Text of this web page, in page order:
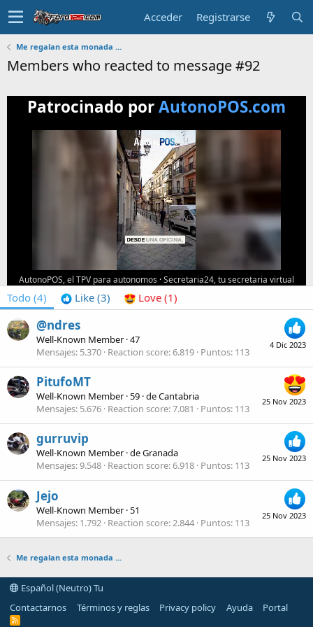
Acceder Registrarse
Me regalan esta monada ...
Members who reacted to message #92
Patrocinado porAutonoPOS.com
AutonoPOS, el TPV para autonomos ·Secretaria24, tu secretaria virtual
Todo (4) Like (3) Love (1)
4 Dic 2023
@ndres
Well-Known Member ·47
Mensajes 5.370 Reaction score 6.819 Puntos 113
25 Nov 2023
PitufoMT
Well-Known Member ·59 ·deCantabria
Mensajes 5.676 Reaction score 7.081 Puntos 113
25 Nov 2023
gurruvip
Well-Known Member ·deGranada
Mensajes 9.548 Reaction score 6.918 Puntos 113
25 Nov 2023
Jejo
Well-Known Member · 51
Mensajes 1.792 Reaction score 2.844 Puntos 113
Me regalan esta monada ...
Español (Neutro) Tu
Contactarnos
Términos y reglas Privacy policy Ayuda Portal
R